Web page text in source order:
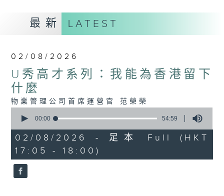
最新 LATEST
02/08/2026
U秀高才系列：我能為香港留下
什麼
物業管理公司首席運營官 范榮榮
seconds
54
minutes,
59
seconds
00:00 54:59
02/08/2026 - 足本 Full (HKT
17:05 - 18:00)